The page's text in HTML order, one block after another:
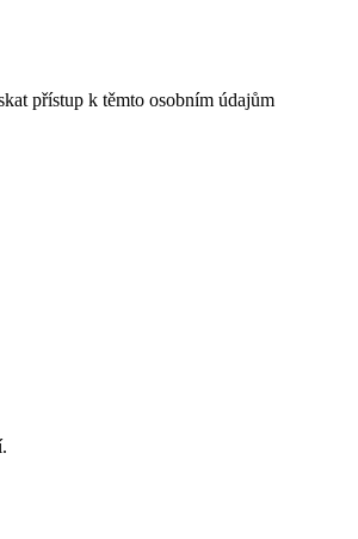
přístup k těmto osobním údajům